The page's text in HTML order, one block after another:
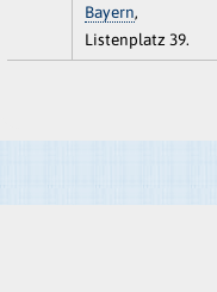
Bayern,
Listenplatz 39.